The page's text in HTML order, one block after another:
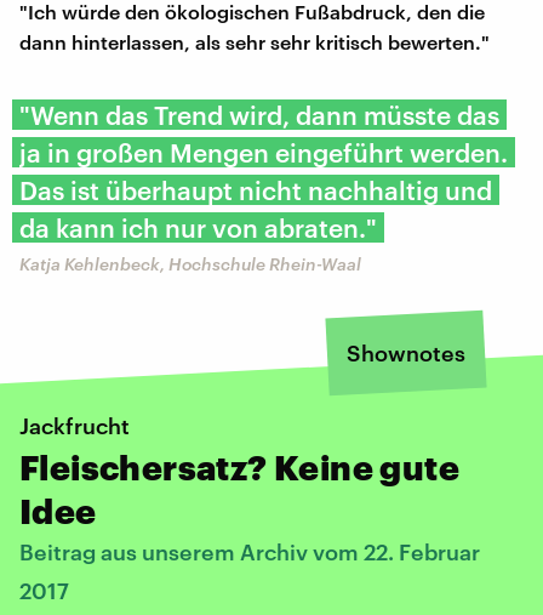
"Ich würde den ökologischen Fußabdruck, den die
dann hinterlassen, als sehr sehr kritisch bewerten."
"Wenn das Trend wird, dann müsste das
ja in großen Mengen eingeführt werden.
Das ist überhaupt nicht nachhaltig und
da kann ich nur von abraten."
​Katja Kehlenbeck, Hochschule Rhein-Waal
Shownotes
Jackfrucht
Fleischersatz? Keine gute
Idee
Beitrag aus unserem Archiv vom 22. Februar
2017